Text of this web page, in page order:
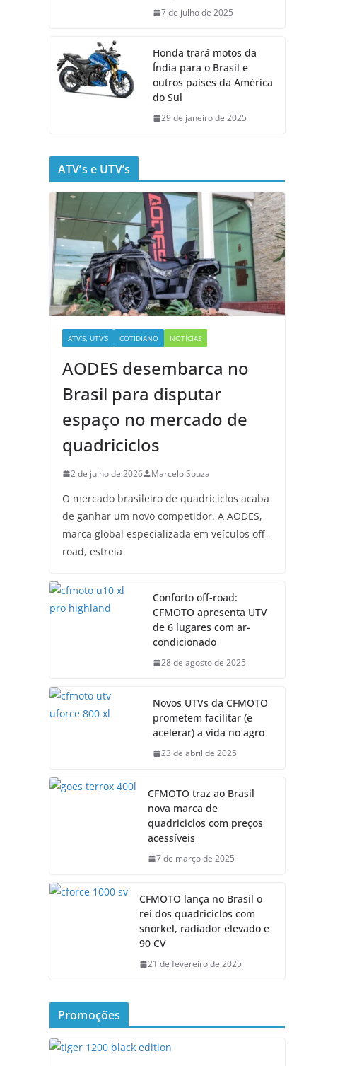
7 de julho de 2025
Honda trará motos da
Índia para o Brasil e
outros países da América
do Sul
29 de janeiro de 2025
ATV’s e UTV’s
ATV'S, UTV'S COTIDIANO NOTÍCIAS
AODES desembarca no
Brasil para disputar
espaço no mercado de
quadriciclos
2 de julho de 2026 Marcelo Souza
O mercado brasileiro de quadriciclos acaba
de ganhar um novo competidor. A AODES,
marca global especializada em veículos off-
road, estreia
Conforto off-road:
CFMOTO apresenta UTV
de 6 lugares com ar-
condicionado
28 de agosto de 2025
Novos UTVs da CFMOTO
prometem facilitar (e
acelerar) a vida no agro
23 de abril de 2025
CFMOTO traz ao Brasil
nova marca de
quadriciclos com preços
acessíveis
7 de março de 2025
CFMOTO lança no Brasil o
rei dos quadriciclos com
snorkel, radiador elevado e
90 CV
21 de fevereiro de 2025
Promoções